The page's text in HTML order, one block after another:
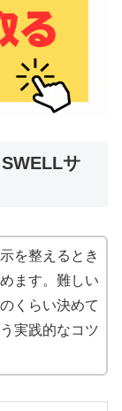
サ
を整えるとき
ます。難しい
くらい決めて
実践的なコツ